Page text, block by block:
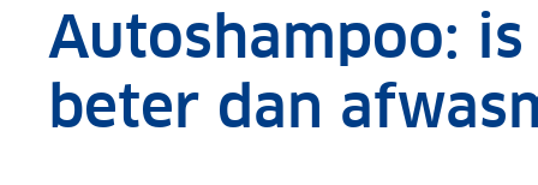
Autoshampoo:
beter dan